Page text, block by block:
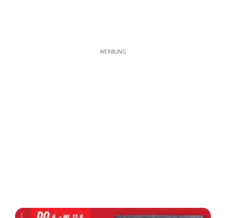
WERBUNG